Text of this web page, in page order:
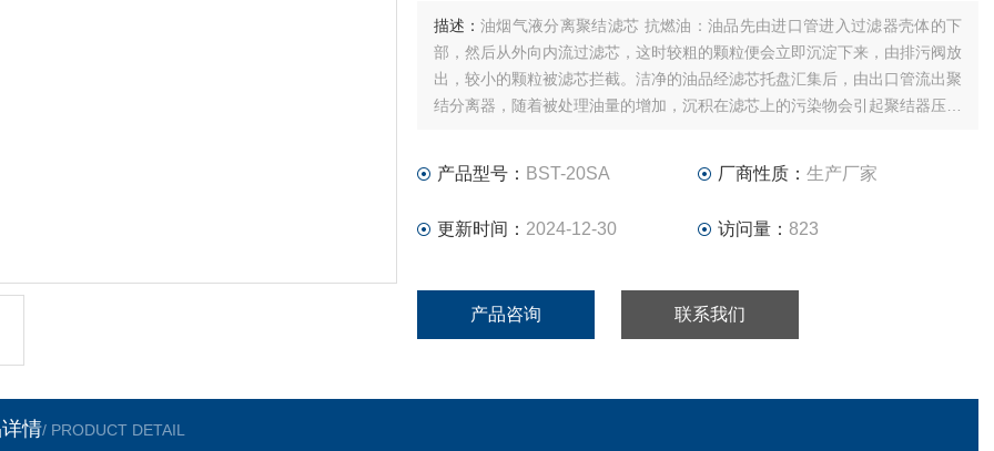
描述： 油烟气液分离聚结滤芯 抗燃油：油品先由进口管进入过滤器壳体的下
部，然后从外向内流过滤芯，这时较粗的颗粒便会立即沉淀下来，由排污阀放
出，较小的颗粒被滤芯拦截。洁净的油品经滤芯托盘汇集后，由出口管流出聚
结分离器，随着被处理油量的增加，沉积在滤芯上的污染物会引起聚结器压差
产品型号： BST-20SA 厂商性质： 生产厂家
更新时间： 2024-12-30 访问量： 823
产品咨询 联系我们
情/ PRODUCT DETAIL